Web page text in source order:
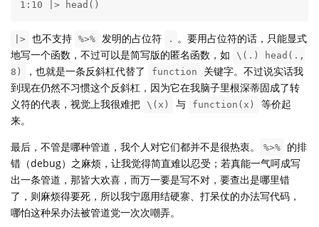
1:10 |> head()
|> 也不支持 %>% 发明的占位符 . 。要用占位符的话，只能显式
地写一个函数，不过可以是简写版的匿名函数，如
\(.) head(.,
8)
，也就是一条反斜杠代替了 function
关键字。不过说实话我
到现在仍然不习惯这个反斜杠，因为它在我脑子里根深蒂固成了转
义符的代表，视觉上我很难把
\(x) 与 function(x)
等价起
来。
最后，不管是哪种管道，我个人对它们都并不是很热衷。
%>%
的排
错（debug）之麻烦，让我觉得简直难以忍受；若真能一气呵成写
出一条管道，那皆大欢喜，而万一要是写不对，要查出是哪里错
了，则麻烦得要死，所以我宁愿用结硬寨、打呆仗的办法写代码，
哪怕这种呆办法被管道党一次次嘲弄。